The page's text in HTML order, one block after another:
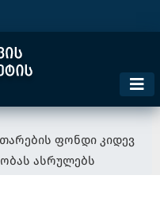
ფონდი კიდევ
ასრულებს